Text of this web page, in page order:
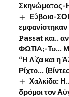
Σκηνώματος-
Εύβοια-
εμφανίστηκαν
Passat και..
ΦΩΤΙΑ;-Το…
“Η Λίζα και η
Ρίχτο…
Χαλκίδα:
δρόμοι τον